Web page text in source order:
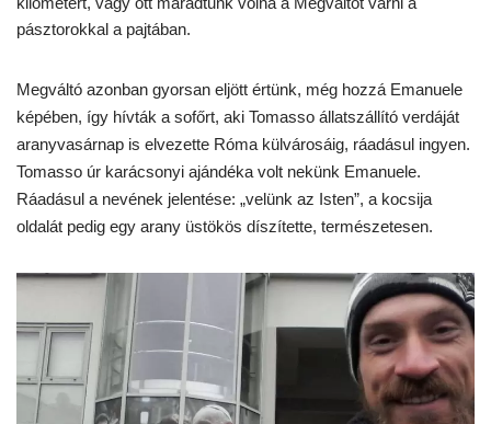
pásztorokkal a pajtában.
Megváltó azonban gyorsan eljött értünk, még hozzá Emanuele
képében, így hívták a sofőrt, aki Tomasso állatszállító verdáját
aranyvasárnap is elvezette Róma külvárosáig, ráadásul ingyen.
Tomasso úr karácsonyi ajándéka volt nekünk Emanuele.
Ráadásul a nevének jelentése: „velünk az Isten”, a kocsija
oldalát pedig egy arany üstökös díszítette, természetesen.